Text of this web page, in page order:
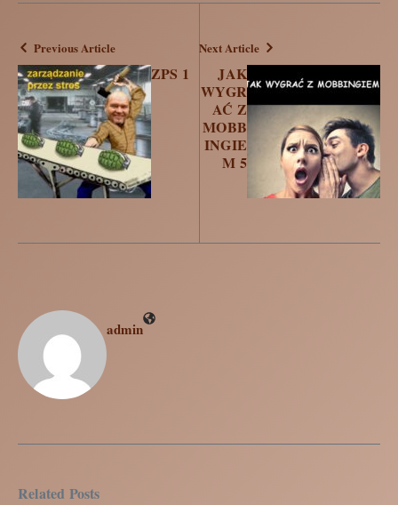
Previous Article
ZPS 1
Next Article
JAK
WYGR
AĆ Z
MOBB
INGIE
M 5
admin
Related Posts